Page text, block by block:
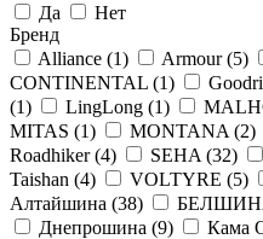
Да
Нет
Бренд
Alliance (1) Armour(5)
CONTINENTAL (1)
(1)
LingLong (1)
MITAS (1) MONTANA (2)
Roadhiker(4) SEHA (32)
Taishan (4) VOLTYRE (5)
Алтайшина (38)
Днепрошина (9) Кама